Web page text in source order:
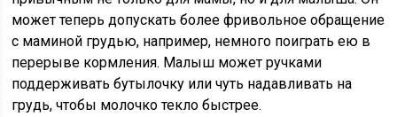
может теперь допускать более фривольное обращение
с маминой грудью, например, немного поиграть ею в
перерыве кормления. Малыш может ручками
поддерживать бутылочку или чуть надавливать на
грудь, чтобы молочко текло быстрее.